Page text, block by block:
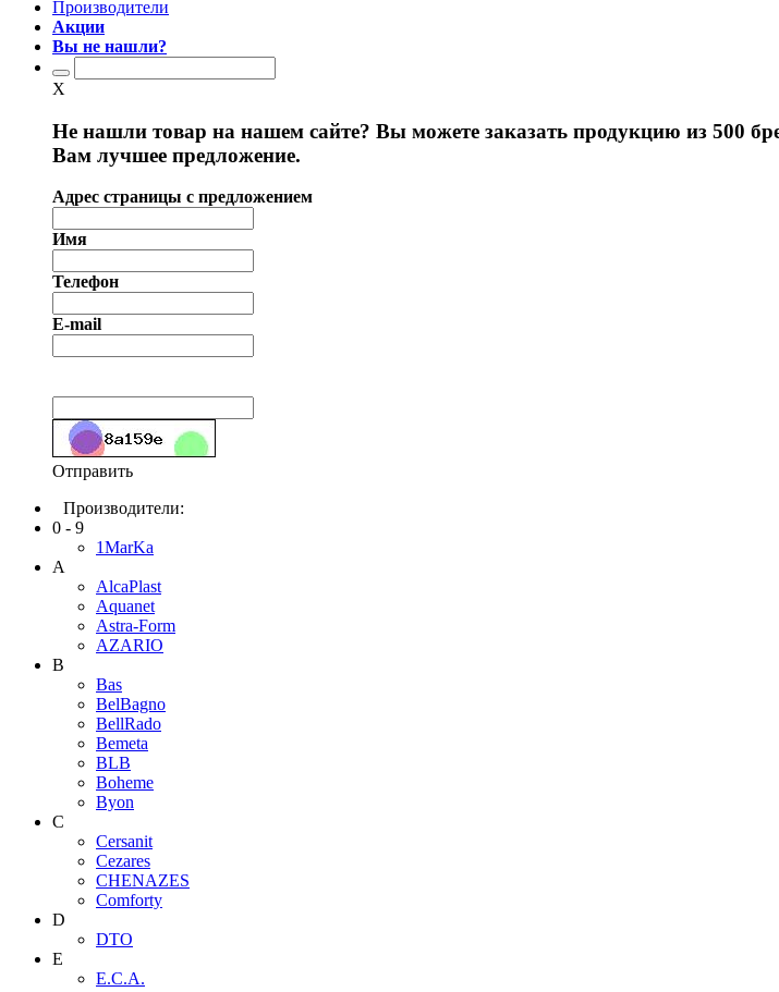
Производители
Акции
Вы не нашли?
X
Не нашли товар на нашем сайте? Вы можете заказать продукцию из 500
Вам лучшее предложение.
Адрес страницы с предложением
Имя
Телефон
E-mail
Отправить
Производители:
0 - 9
1MarKa
A
AlcaPlast
Aquanet
Astra-Form
AZARIO
B
Bas
BelBagno
BellRado
Bemeta
BLB
Boheme
Byon
C
Cersanit
Cezares
CHENAZES
Comforty
D
DTO
E
E.C.A.